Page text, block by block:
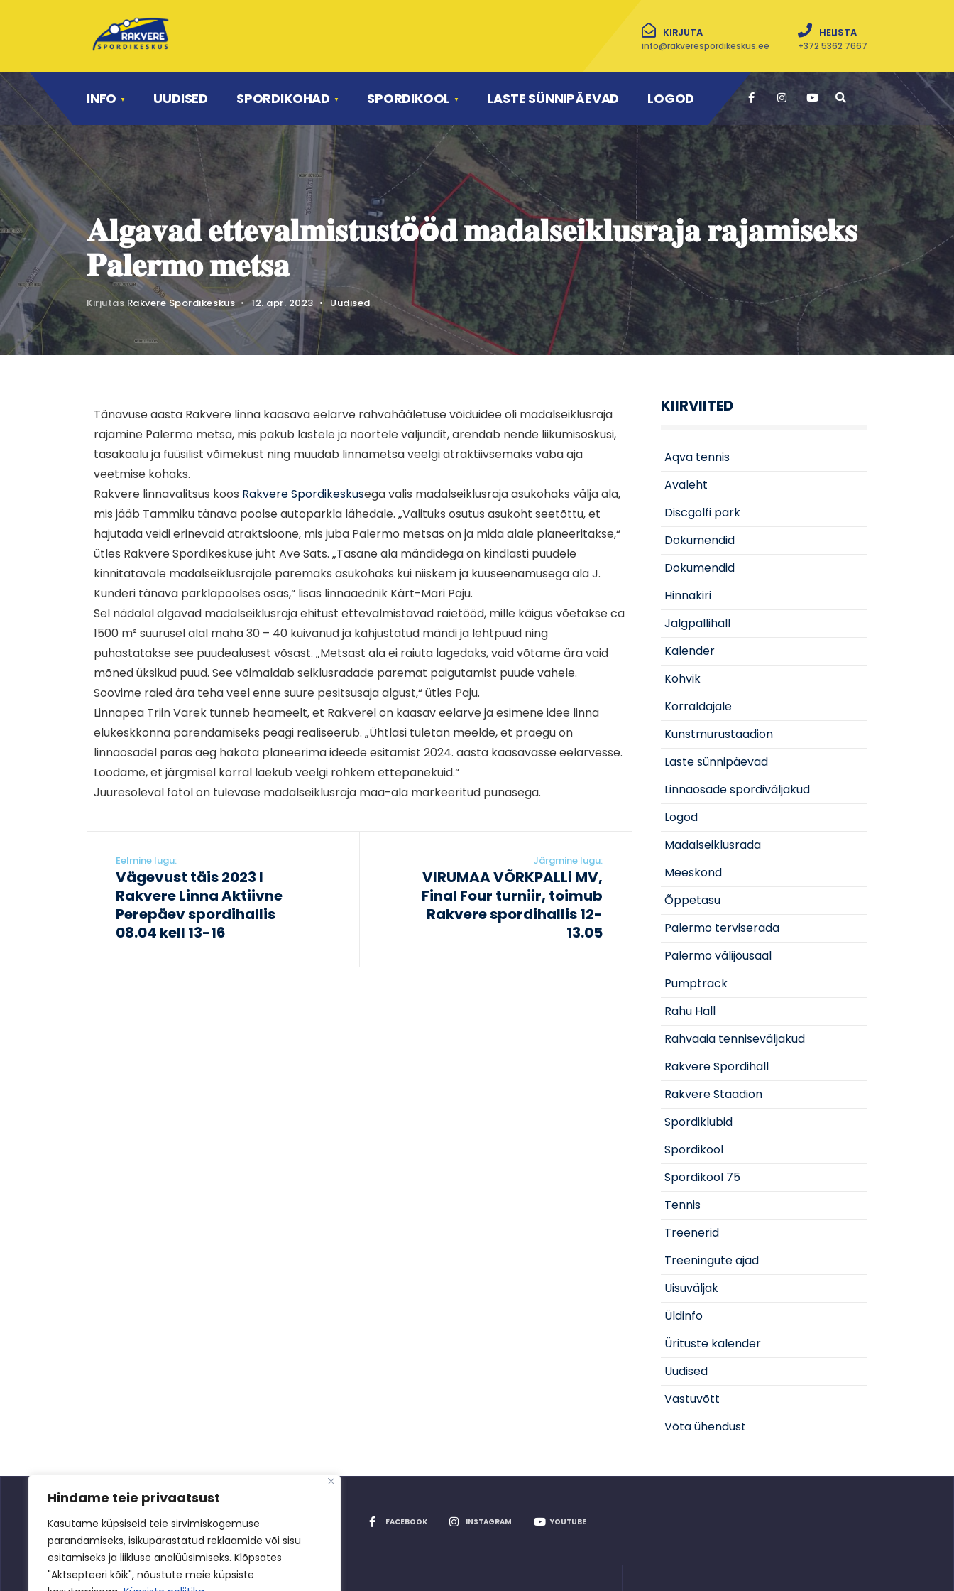
Hindame teie privaatsust
Kasutame küpsiseid teie sirvimiskogemuse
parandamiseks, isikupärastatud reklaamide või sisu
esitamiseks ja liikluse analüüsimiseks. Klõpsates
"Aktsepteeri kõik", nõustute meie küpsiste
KIRJUTA
info@rakverespordikeskus.ee
HELISTA
+372 5362 7667
INFO UUDISED SPORDIKOHAD SPORDIKOOL LASTE SÜNNIPÄEVAD LOGOD
𝐀𝐥𝐠𝐚𝐯𝐚𝐝 𝐞𝐭𝐭𝐞𝐯𝐚𝐥𝐦𝐢𝐬𝐭𝐮𝐬𝐭öö𝐝 𝐦𝐚𝐝𝐚𝐥𝐬𝐞𝐢𝐤𝐥𝐮𝐬𝐫𝐚𝐣𝐚 𝐫𝐚𝐣𝐚𝐦𝐢𝐬𝐞𝐤𝐬
𝐏𝐚𝐥𝐞𝐫𝐦𝐨 𝐦𝐞𝐭𝐬𝐚
Kirjutas Rakvere Spordikeskus • 12. apr. 2023 • Uudised
Tänavuse aasta Rakvere linna kaasava eelarve rahvahääletuse võiduidee oli madalseiklusraja
rajamine Palermo metsa, mis pakub lastele ja noortele väljundit, arendab nende liikumisoskusi,
tasakaalu ja füüsilist võimekust ning muudab linnametsa veelgi atraktiivsemaks vaba aja
veetmise kohaks.
Rakvere linnavalitsus koos Rakvere Spordikeskusega valis madalseiklusraja asukohaks välja ala,
mis jääb Tammiku tänava poolse autoparkla lähedale. „Valituks osutus asukoht seetõttu, et
hajutada veidi erinevaid atraktsioone, mis juba Palermo metsas on ja mida alale planeeritakse,“
ütles Rakvere Spordikeskuse juht Ave Sats. „Tasane ala mändidega on kindlasti puudele
kinnitatavale madalseiklusrajale paremaks asukohaks kui niiskem ja kuuseenamusega ala J.
Kunderi tänava parklapoolses osas,“ lisas linnaaednik Kärt-Mari Paju.
Sel nädalal algavad madalseiklusraja ehitust ettevalmistavad raietööd, mille käigus võetakse ca
1500 m² suurusel alal maha 30 – 40 kuivanud ja kahjustatud mändi ja lehtpuud ning
puhastatakse see puudealusest võsast. „Metsast ala ei raiuta lagedaks, vaid võtame ära vaid
mõned üksikud puud. See võimaldab seiklusradade paremat paigutamist puude vahele.
Soovime raied ära teha veel enne suure pesitsusaja algust,“ ütles Paju.
Linnapea Triin Varek tunneb heameelt, et Rakverel on kaasav eelarve ja esimene idee linna
elukeskkonna parendamiseks peagi realiseerub. „Ühtlasi tuletan meelde, et praegu on
linnaosadel paras aeg hakata planeerima ideede esitamist 2024. aasta kaasavasse eelarvesse.
Loodame, et järgmisel korral laekub veelgi rohkem ettepanekuid.“
Juuresoleval fotol on tulevase madalseiklusraja maa-ala markeeritud punasega.
Eelmine lugu:
Vägevust täis 2023 I
Rakvere Linna Aktiivne
Perepäev spordihallis
08.04 kell 13-16
Järgmine lugu:
VIRUMAA VÕRKPALLi MV,
Final Four turniir, toimub
Rakvere spordihallis 12-
13.05
KIIRVIITED
Aqva tennis
Avaleht
Discgolfi park
Dokumendid
Dokumendid
Hinnakiri
Jalgpallihall
Kalender
Kohvik
Korraldajale
Kunstmurustaadion
Laste sünnipäevad
Linnaosade spordiväljakud
Logod
Madalseiklusrada
Meeskond
Õppetasu
Palermo terviserada
Palermo välijõusaal
Pumptrack
Rahu Hall
Rahvaaia tenniseväljakud
Rakvere Spordihall
Rakvere Staadion
Spordiklubid
Spordikool
Spordikool 75
Tennis
Treenerid
Treeningute ajad
Uisuväljak
Üldinfo
Ürituste kalender
Uudised
Vastuvõtt
Võta ühendust
FACEBOOK INSTAGRAM YOUTUBE